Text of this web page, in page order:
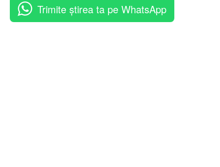
Trimite știrea ta pe WhatsApp